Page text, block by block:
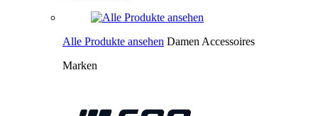
Alle Produkte ansehen Damen Accessoires
Marken